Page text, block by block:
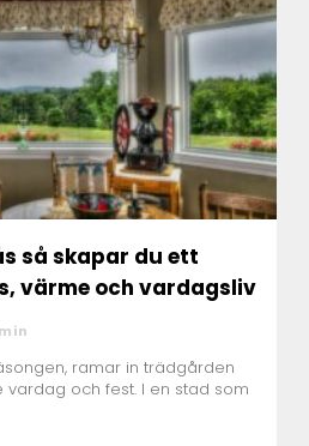
värme och vardagsliv
ramar in trädgården
och fest. I en stad som